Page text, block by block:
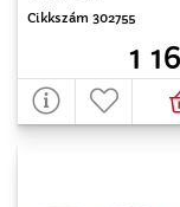
Cikkszám 302755
1